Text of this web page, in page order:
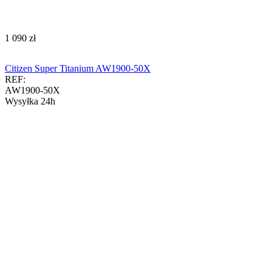
‍1 090‍ zł
Citizen Super Titanium AW1900-50X
REF:
AW1900-50X
Wysyłka 24h